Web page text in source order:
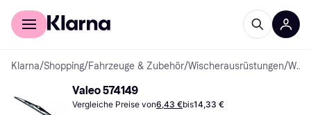
Für Shopper
Klarna/Shopping/Fahrzeuge & Zubehör/Wischerausrüstungen/ Wischerblätter
Valeo 574149
Vergleiche Preise von6,43 €bis14,33 €